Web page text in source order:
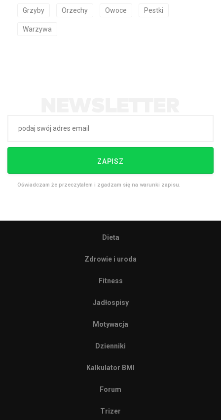
Grzyby Orzechy Owoce Pestki
Warzywa
ZAPISZ
Oświadczam że przeczytałem i zgadzam się na warunki zapisu.
Dieta
Zdrowie i uroda
Fitness
Jadłospisy
Motywacja
Dzienniki
Kalkulator BMI
Forum
Trizer